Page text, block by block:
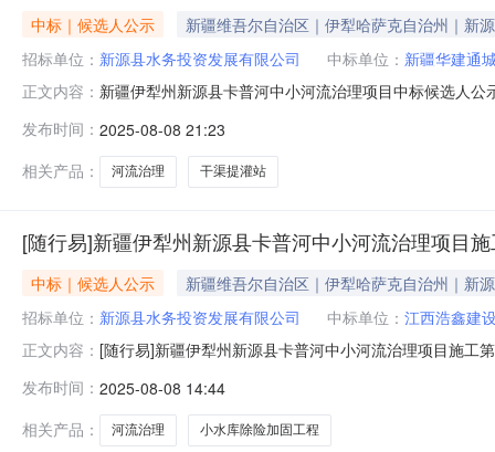
中标｜候选人公示
新疆维吾尔自治区｜伊犁哈萨克自治州｜新
招标单位： 新源县水务投资发展有限公司 中标单位： 新疆华建通
正文内容： 新疆伊犁州新源县卡普河中小河流治理项目中标候选人
认真评比，推荐以下中标候选人，现予以公示：标段及
人中明建投建设集团有限责任公
发布时间： 2025-08-08 21:23
相关产品：
河流治理 干渠提灌站
[随行易]新疆伊犁州新源县卡普河中小河流治理项目
中标｜候选人公示
新疆维吾尔自治区｜伊犁哈萨克自治州｜新
招标单位： 新源县水务投资发展有限公司 中标单位： 江西浩鑫建
正文内容： [随行易]新疆伊犁州新源县卡普河中小河流治理项目施工
第二标段招标评标会。经评标委员会专家认真评比，推
河流治理项目施工第二标段第一中标候
发布时间： 2025-08-08 14:44
相关产品：
河流治理 小水库除险加固工程